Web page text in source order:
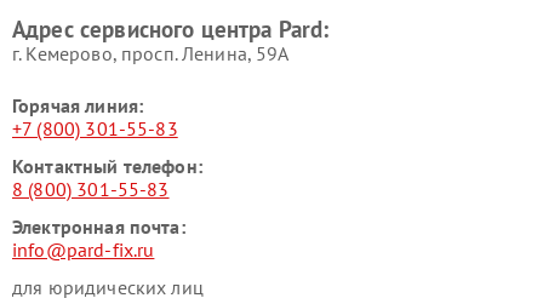
Адрес сервисного центра Pard:
г. Кемерово, просп. Ленина, 59А
Горячая линия:
+7 (800) 301-55-83
Контактный телефон:
8 (800) 301-55-83
Электронная почта:
info@pard-fix.ru
для юридических лиц